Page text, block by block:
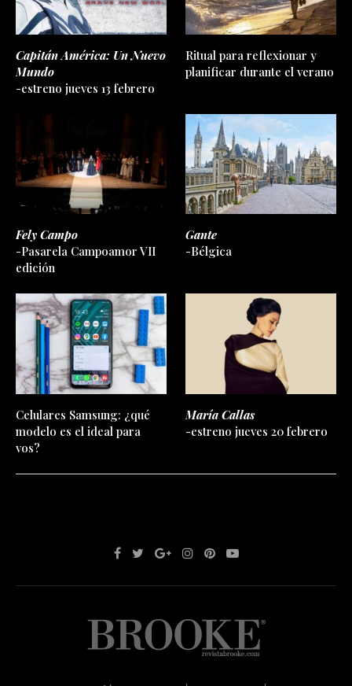
Capitán América: Un Nuevo
Mundo
-estreno jueves 13 febrero
Ritual para reflexionar y
planificar durante el verano
Fely Campo
-Pasarela Campoamor VII
edición
Gante
-Bélgica
Celulares Samsung: ¿qué
modelo es el ideal para
vos?
María Callas
-estreno jueves 20 febrero